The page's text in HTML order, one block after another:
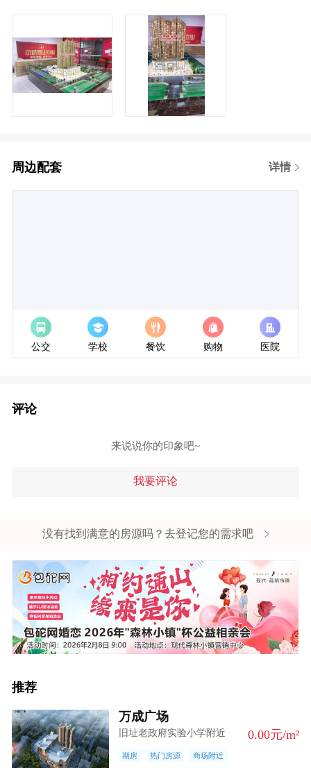
周边配套 详情
经度:
公交 学校 餐饮 购物 医院
评论
来说说你的印象吧~
我要评论
没有找到满意的房源吗？去登记您的需求吧
推荐
万成广场
旧址老政府实验小学附近 0.00元/m²
期房 热门房源 商场附近